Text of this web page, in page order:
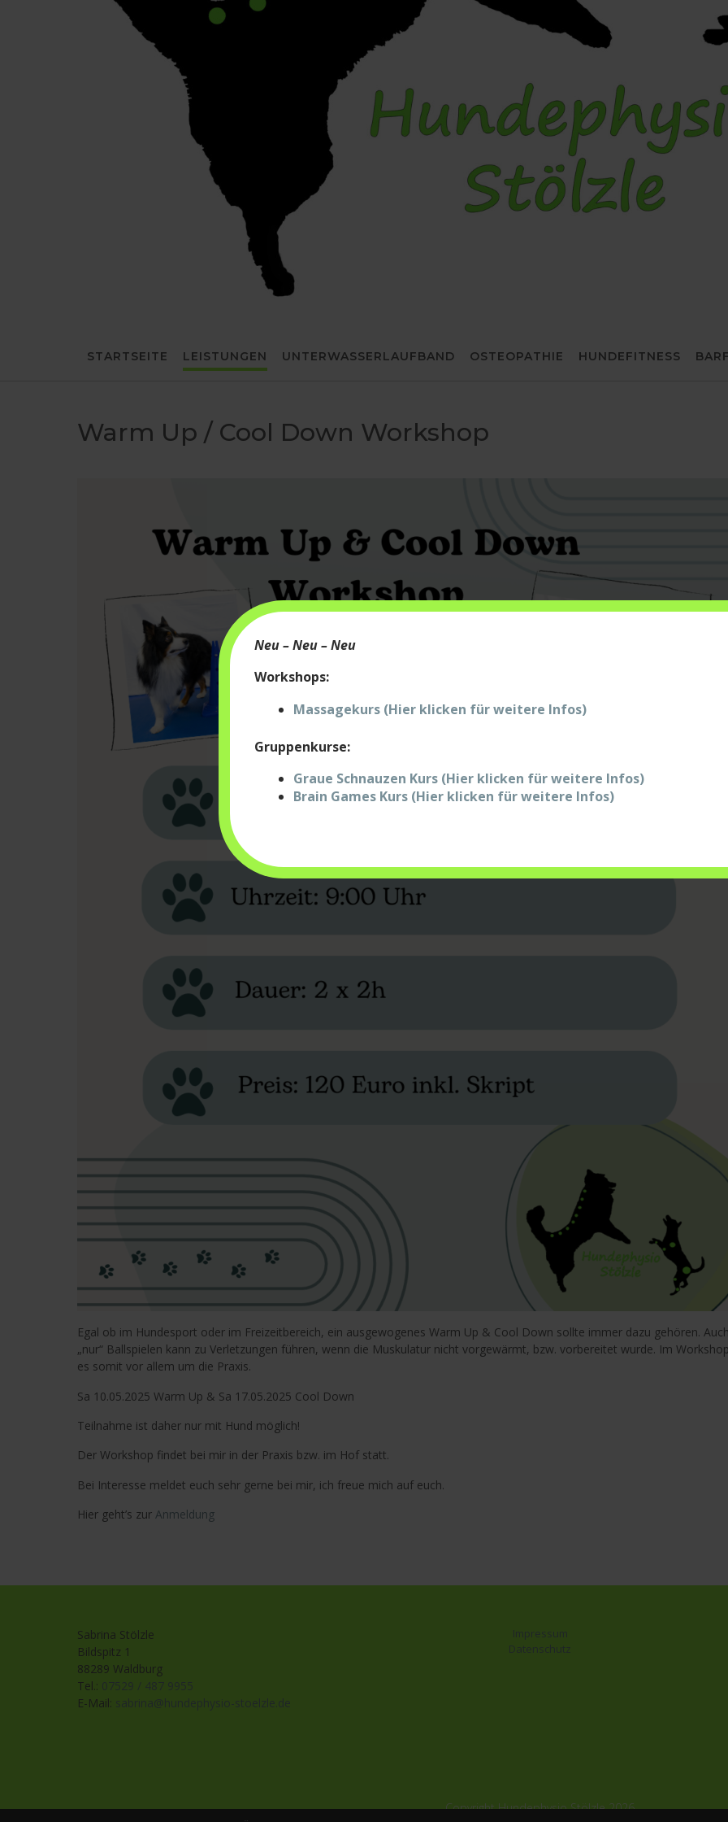
STARTSEITE LEISTUNGEN UNTERWASSERLAUFBAND OSTEOPATHIE HUNDEFITNESS
Warm Up / Cool Down Workshop
Egal ob im Hundesport oder im Freizeitbereich, ein ausgewogenes Warm Up & Cool Down sollte immer dazu gehören.
„nur“ Ballspielen kann zu Verletzungen führen, wenn die Muskulatur nicht vorgewärmt, bzw. vorbereitet wurde. Im
es somit vor allem um die Praxis.
Sa 10.05.2025 Warm Up & Sa 17.05.2025 Cool Down
Teilnahme ist daher nur mit Hund möglich!
Der Workshop findet bei mir in der Praxis bzw. im Hof statt.
Bei Interesse meldet euch sehr gerne bei mir, ich freue mich auf euch.
Hier geht’s zur Anmeldung
Sabrina Stölzle
Bildspitz 1
88289 Waldburg
Tel.: 07529 / 487 9955
E-Mail: sabrina@hundephysio-stoelzle.de
Impressum
Datenschutz
Copyright Hundephysio Stölzle 2026
Neu – Neu – Neu
Workshops:
Massagekurs (Hier klicken für weitere Infos)
Gruppenkurse:
Graue Schnauzen Kurs (Hier klicken für weitere Infos)
Brain Games Kurs (Hier klicken für weitere Infos)